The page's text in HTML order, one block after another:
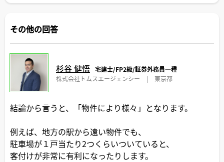
その他の回答
杉谷 健悟 宅建士/FP2級/証券外務員一種
株式会社トムスエージェンシー
| 東京都
結論から言うと、「物件により様々」となります。
例えば、地方の駅から遠い物件でも、
駐車場が１戸当たり2つくらいついていると、
客付けが非常に有利になったりします。